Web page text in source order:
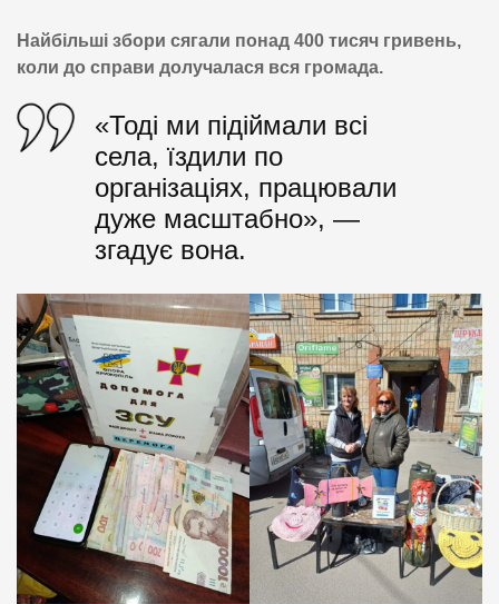
Найбільші збори сягали понад 400 тисяч гривень,
коли до справи долучалася вся громада.
«Тоді ми підіймали всі
села, їздили по
організаціях, працювали
дуже масштабно», —
згадує вона.